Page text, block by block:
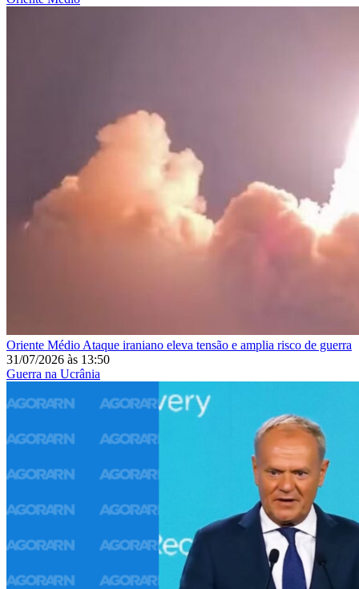
Oriente MédioAtaque iraniano eleva tensão e amplia risco de guerra
31/07/2026 às 13:50
Guerra na Ucrânia